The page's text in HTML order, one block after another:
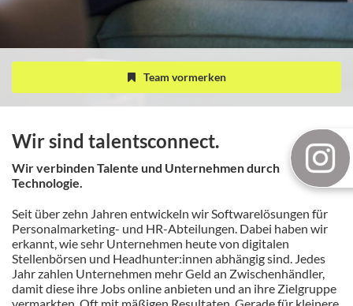
Team vormerken
Wir sind talentsconnect.
Wir verbinden Talente und Unternehmen durch
Technologie.
Seit über zehn Jahren entwickeln wir Softwarelösungen für
Personalmarketing- und HR-Abteilungen. Dabei haben wir
erkannt, wie sehr Unternehmen heute von digitalen
Stellenbörsen und Headhunter:innen abhängig sind. Jedes
Jahr zahlen Unternehmen mehr Geld an Zwischenhändler,
damit diese ihre Jobs online anbieten und an ihre Zielgruppe